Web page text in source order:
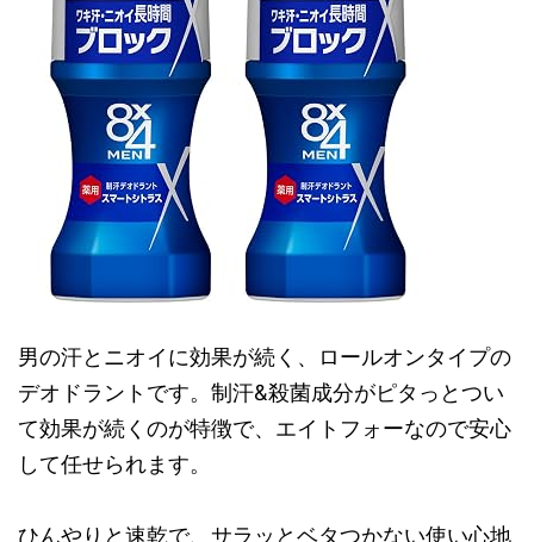
男の汗とニオイに効果が続く、ロールオンタイプの
デオドラントです。制汗&殺菌成分がピタっとつい
て効果が続くのが特徴で、エイトフォーなので安心
して任せられます。
ひんやりと速乾で、サラッとベタつかない使い心地